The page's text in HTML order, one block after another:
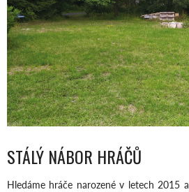
STÁLÝ NÁBOR HRÁČŮ
Hledáme hráče narozené v letech 2015